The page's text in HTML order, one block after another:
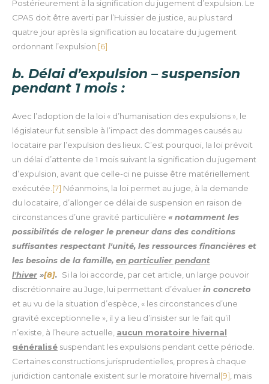
Postérieurement à la signification du jugement d’expulsion. Le
CPAS doit être averti par l’Huissier de justice, au plus tard
quatre jour après la signification au locataire du jugement
ordonnant l’expulsion. [6]
b. Délai d’expulsion – suspension
pendant 1 mois :
Avec l’adoption de la loi « d’humanisation des expulsions », le
législateur fut sensible à l’impact des dommages causés au
locataire par l’expulsion des lieux. C’est pourquoi, la loi prévoit
un délai d’attente de 1 mois suivant la signification du jugement
d’expulsion, avant que celle-ci ne puisse être matériellement
exécutée. [7] Néanmoins, la loi permet au juge, à la demande
du locataire, d’allonger ce délai de suspension en raison de
circonstances d’une gravité particulière « notamment les
possibilités de reloger le preneur dans des conditions
suffisantes respectant l'unité, les ressources financières et
les besoins de la famille, en particulier pendant
l'hiver »[8]. Si la loi accorde, par cet article, un large pouvoir
discrétionnaire au Juge, lui permettant d’évaluerin concreto
et au vu de la situation d’espèce, « les circonstances d’une
gravité exceptionnelle », il y a lieu d’insister sur le fait qu’il
n’existe, à l’heure actuelle, aucun moratoire hivernal
généralisé suspendant les expulsions pendant cette période.
Certaines constructions jurisprudentielles, propres à chaque
juridiction cantonale existent sur le moratoire hivernal[9] , mais